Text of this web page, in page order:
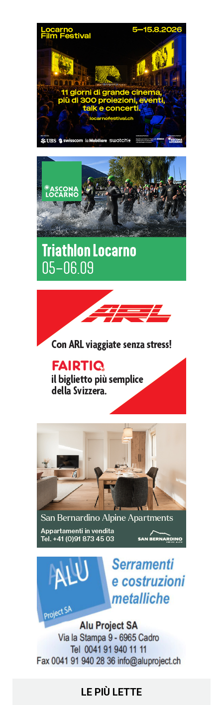
LE PIÙ LETTE